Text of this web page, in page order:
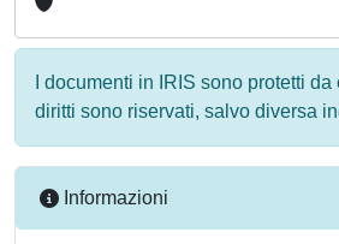
I documenti in IRIS sono protetti
diritti sono riservati, salvo diversa
Informazioni